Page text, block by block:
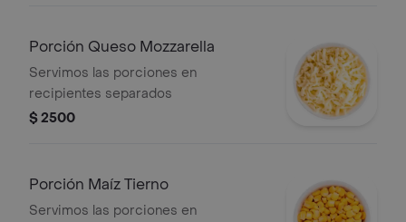
Porción Queso Mozzarella
Servimos las porciones en
recipientes separados
$ 2500
Porción Maíz Tierno
Servimos las porciones en